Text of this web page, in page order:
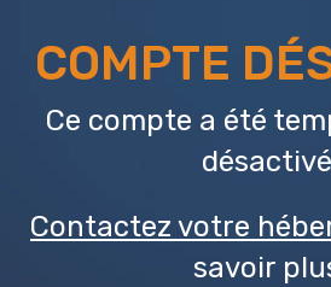
COMPTE
Ce compte a été
Contactez votre
savoir